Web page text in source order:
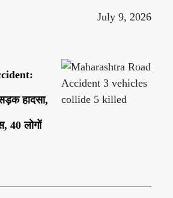
July 9, 2026
हादसा,
40 लोगों